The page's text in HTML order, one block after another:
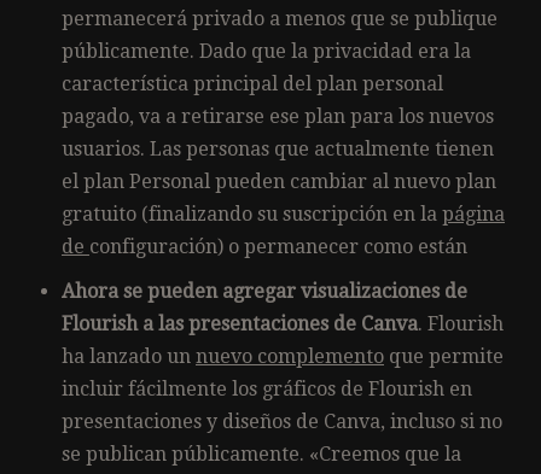
permanecerá privado a menos que se publique
públicamente. Dado que la privacidad era la
característica principal del plan personal
pagado, va a retirarse ese plan para los nuevos
usuarios. Las personas que actualmente tienen
el plan Personal pueden cambiar al nuevo plan
gratuito (finalizando su suscripción en la página
de configuración) o permanecer como están
Ahora se pueden agregar visualizaciones de
Flourish a las presentaciones de Canva. Flourish
ha lanzado un nuevo complemento que permite
incluir fácilmente los gráficos de Flourish en
presentaciones y diseños de Canva, incluso si no
se publican públicamente. «Creemos que la